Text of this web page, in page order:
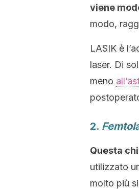
viene
modo,
LASIK è
laser. Di
meno
2.
Questa
utilizzato
molto più